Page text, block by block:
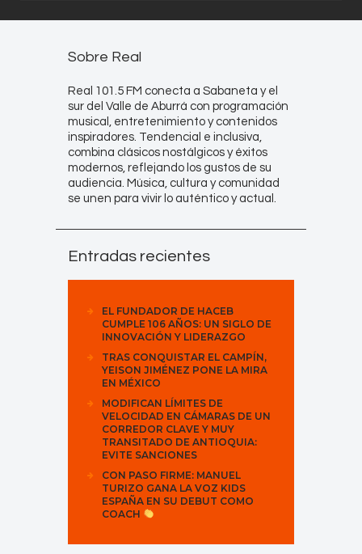
Sobre Real
Real 101.5 FM conecta a Sabaneta y el
sur del Valle de Aburrá con programación
musical, entretenimiento y contenidos
inspiradores. Tendencial e inclusiva,
combina clásicos nostálgicos y éxitos
modernos, reflejando los gustos de su
audiencia. Música, cultura y comunidad
se unen para vivir lo auténtico y actual.
Entradas recientes
EL FUNDADOR DE HACEB
CUMPLE 106 AÑOS: UN SIGLO DE
INNOVACIÓN Y LIDERAZGO
TRAS CONQUISTAR EL CAMPÍN,
YEISON JIMÉNEZ PONE LA MIRA
EN MÉXICO
MODIFICAN LÍMITES DE
VELOCIDAD EN CÁMARAS DE UN
CORREDOR CLAVE Y MUY
TRANSITADO DE ANTIOQUIA:
EVITE SANCIONES
CON PASO FIRME: MANUEL
TURIZO GANA LA VOZ KIDS
ESPAÑA EN SU DEBUT COMO
COACH